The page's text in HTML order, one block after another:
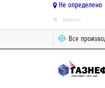
Не определено
× Закрыть
Все